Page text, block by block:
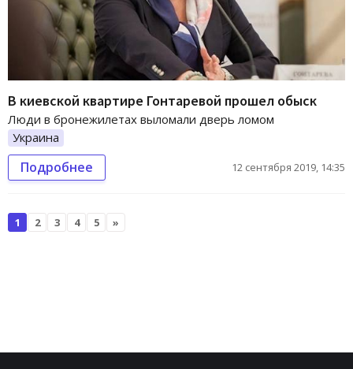
В киевской квартире Гонтаревой прошел обыск
Люди в бронежилетах выломали дверь ломом
Украина
Подробнее 12 сентября 2019, 14:35
1 2 3 4 5 »